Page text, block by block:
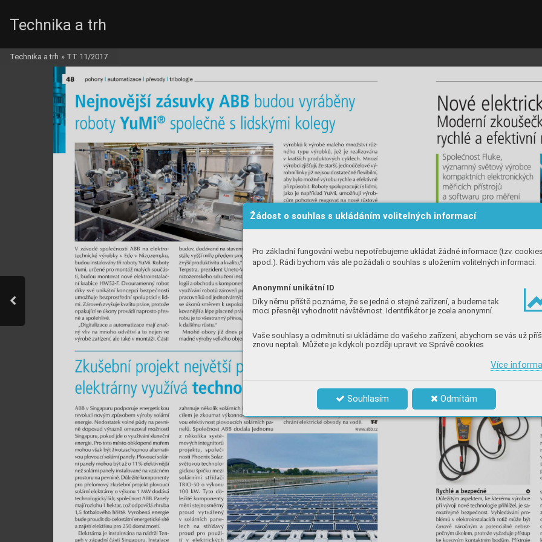
Žádost o souhlas s ukládáním volitelných informací
Pro základní fungování webu nepotřebujeme ukládat žádné informace (tzv.
apod.). Rádi bychom vás ale požádali o souhlas s uložením volitelných informací:
Anonymní unikátní ID
Díky němu příště poznáme, že se jedná o stejné zařízení, a budeme tak
moci přesněji vyhodnotit návštěvnost. Identifikátor je zcela anonymní.
Vaše souhlasy a odmítnutí si ukládáme do vašeho zařízení, abychom se vás už
znovu neptali. Můžete je kdykoli později upravit ve Správě cookies
Více
Souhlasím Odmítám
Technika a trh
Technika a trh » TT 11/2017